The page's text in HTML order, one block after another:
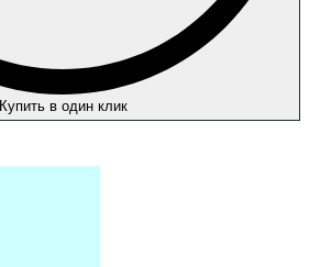
Купить в один клик